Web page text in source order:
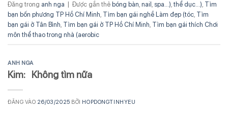
Đăng trong anh nga Được gắn thẻ bóng bàn, nail , spa...), thể dục...), Tìm
bạn bốn phương TP Hồ Chí Minh, Tìm bạn gái nghề Làm đẹp (tóc, Tìm
bạn gái ở Tân Bình, Tìm bạn gái ở TP Hồ Chí Minh, Tìm bạn gái thích Chơi
môn thể thao trong nhà (aerobic
ANH NGA
Kim: Không tìm nữa
ĐĂNG VÀO 26/03/2025 BỞI HOPDONGTINHYEU